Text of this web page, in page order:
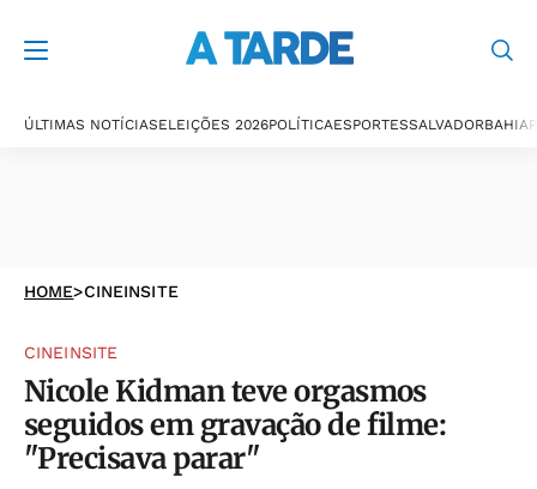
ÚLTIMAS NOTÍCIASELEIÇÕES 2026POLÍTICAESPORTESSALVADORBAHIA
HOME>CINEINSITE
CINEINSITE
Nicole Kidman teve orgasmos
seguidos em gravação de filme:
"Precisava parar"